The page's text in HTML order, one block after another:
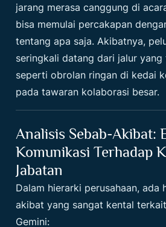
jarang merasa canggung di
bisa memulai percakapan
tentang apa saja. Akibatnya,
seringkali datang dari jalur
seperti obrolan ringan di kedai
pada tawaran kolaborasi besar.
Analisis Sebab-Akibat:
Komunikasi Terhadap
Jabatan
Dalam hierarki perusahaan, ada
akibat yang sangat kental
Gemini: